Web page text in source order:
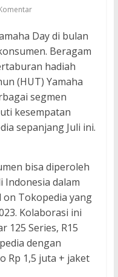
Day di bulan
Beragam
hadiah
(HUT) Yamaha
segmen
kesempatan
sepanjang Juli ini.
bisa diperoleh
Indonesia dalam
on Tokopedia yang
Kolaborasi ini
125 Series, R15
dengan
Rp 1,5 juta + jaket